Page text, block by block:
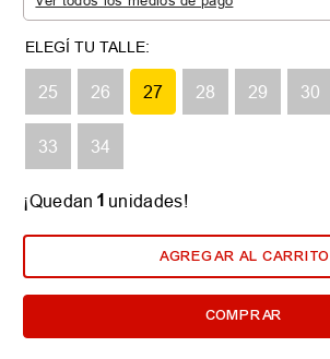
25 26 27 28 29 30
33 34
¡Quedan 1 unidades!
AGREGAR AL CARRITO
COMPRAR